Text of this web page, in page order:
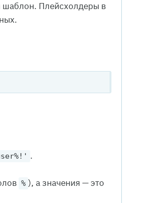
шаблон. Плейсхолдеры в
.
% ), а значения — это